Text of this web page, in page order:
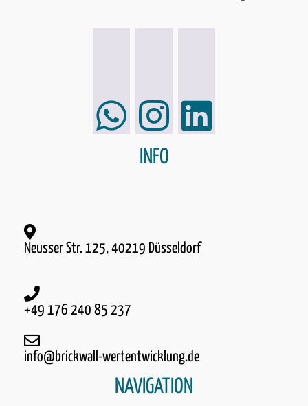
INFO
Neusser Str. 125, 40219 Düsseldorf
+49 176 240 85 237
info@brickwall-wertentwicklung.de
NAVIGATION